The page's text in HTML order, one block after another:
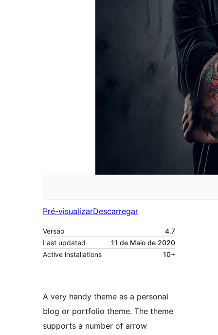
Pré-visualizarDescarregar
Versão
4.7
Last updated
11 de Maio de 2020
Active installations
10+
A very handy theme as a personal
blog or portfolio theme. The theme
supports a number of arrow